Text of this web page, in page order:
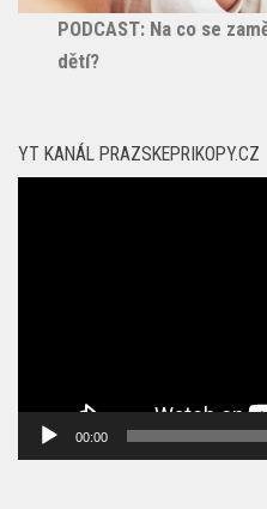
PODCAST: Na co se
dětí?
YT KANÁL PRAZSKEPRIKOPY.CZ
00:00